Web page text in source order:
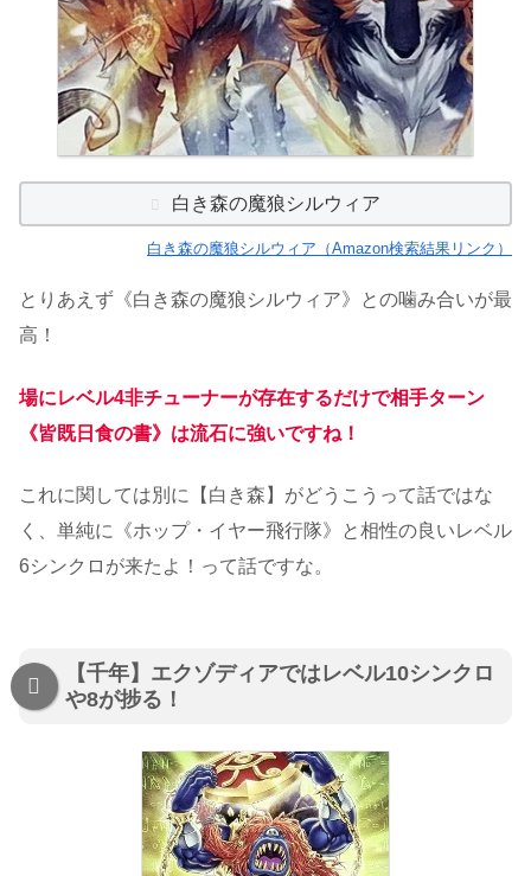
白き森の魔狼シルウィア
白き森の魔狼シルウィア（Amazon検索結果リンク）
とりあえず《白き森の魔狼シルウィア》との噛み合いが最
高！
場にレベル4非チューナーが存在するだけで相手ターン
《皆既日食の書》は流石に強いですね！
これに関しては別に【白き森】がどうこうって話ではな
く、単純に《ホップ・イヤー飛行隊》と相性の良いレベル
6シンクロが来たよ！って話ですな。
【千年】エクゾディアではレベル10シンクロ
や8が捗る！